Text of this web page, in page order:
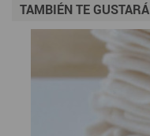
TAMBIÉN TE GUSTARÁ